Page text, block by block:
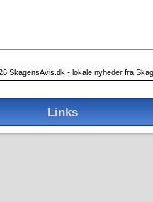
SkagensAvis.dk - lokale nyheder fra
Links